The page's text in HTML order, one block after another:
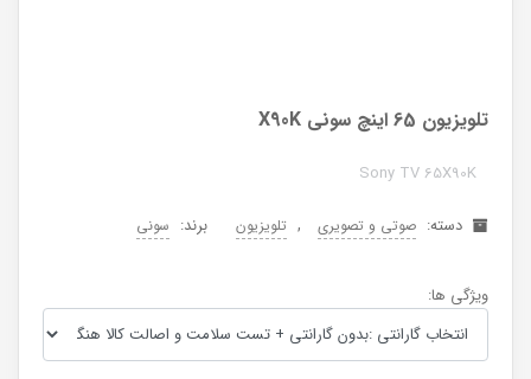
تلویزیون 65 اینچ سونی X90K
Sony TV 65X90K
دسته: صوتی و تصویری , تلویزیون برند: سونی
ویژگی ها: